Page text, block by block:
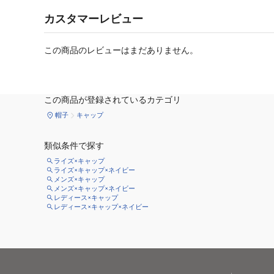
カスタマーレビュー
この商品のレビューはまだありません。
この商品が登録されているカテゴリ
帽子 キャップ
類似条件で探す
ライズ×キャップ
ライズ×キャップ×ネイビー
メンズ×キャップ
メンズ×キャップ×ネイビー
レディース×キャップ
レディース×キャップ×ネイビー